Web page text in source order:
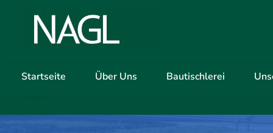
Startseite Über Uns Bautischlerei